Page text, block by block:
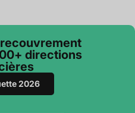
directions
2026